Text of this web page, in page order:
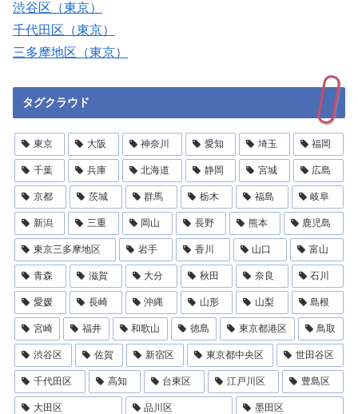
渋谷区（東京）
千代田区（東京）
三多摩地区（東京）
タグクラウド
東京 大阪 神奈川 愛知 埼玉 福岡
千葉 兵庫 北海道 静岡 宮城 広島
京都 茨城 群馬 栃木 福島 岐阜
新潟 三重 岡山 長野 熊本 鹿児島
東京三多摩地区 岩手 香川 山口 富山
青森 滋賀 大分 秋田 奈良 石川
愛媛 長崎 沖縄 山形 山梨 島根
宮崎 福井 和歌山 徳島 東京都港区 鳥取
渋谷区 佐賀 新宿区 東京都中央区 世田谷区
千代田区 高知 台東区 江戸川区 豊島区
大田区 品川区 墨田区